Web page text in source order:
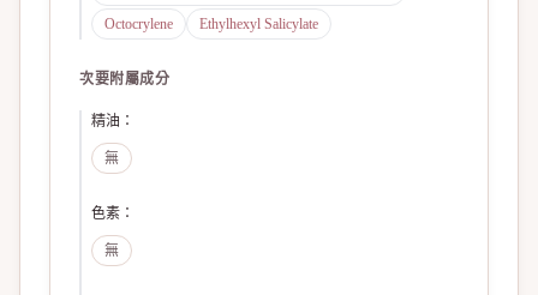
Octocrylene
Ethylhexyl Salicylate
次要附屬成分
精油 ：
無
色素 ：
無